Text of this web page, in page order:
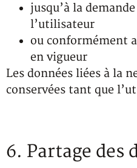
jusqu’à la
l’utilisateur
ou conformément
en vigueur
Les données liées à la
conservées tant que
6. Partage des